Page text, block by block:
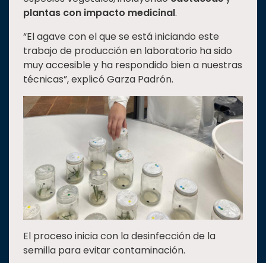
plantas con impacto medicinal.
“El agave con el que se está iniciando este
trabajo de producción en laboratorio ha sido
muy accesible y ha respondido bien a nuestras
técnicas”, explicó Garza Padrón.
El proceso inicia con la desinfección de la
semilla para evitar contaminación.